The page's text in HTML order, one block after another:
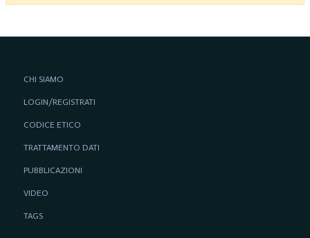
CHI SIAMO
LOGIN/REGISTRATI
CODICE ETICO
TRATTAMENTO DATI
PUBBLICAZIONI
VIDEO
TAGS